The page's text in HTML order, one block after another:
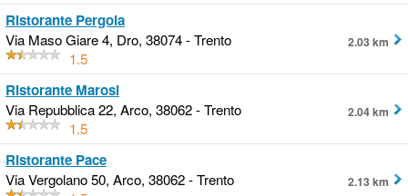
Ristorante Pergola
Via Maso Giare 4, Dro, 38074 - Trento
1.5
2.03 km
Ristorante Marosi
Via Repubblica 22, Arco, 38062 - Trento
1.5
2.04 km
Ristorante Pace
Via Vergolano 50, Arco, 38062 - Trento
2.13 km